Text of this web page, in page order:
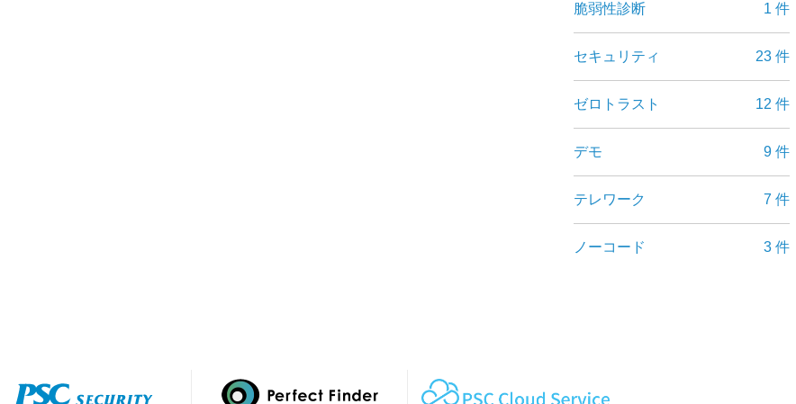
脆弱性診断 1 件
セキュリティ 23 件
ゼロトラスト 12 件
デモ 9 件
テレワーク 7 件
ノーコード 3 件